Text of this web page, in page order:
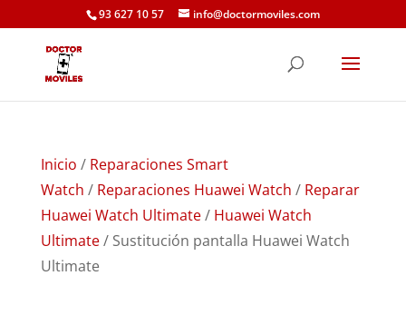
93 627 10 57 info@doctormoviles.com
Inicio / Reparaciones Smart
Watch / Reparaciones Huawei Watch / Reparar
Huawei Watch Ultimate/ Huawei Watch
Ultimate/ Sustitución pantalla Huawei Watch
Ultimate